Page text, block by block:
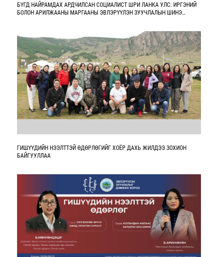
БҮГД НАЙРАМДАХ АРДЧИЛСАН СОЦИАЛИСТ ШРИ ЛАНКА УЛС: ИРГЭНИЙ
БОЛОН АРИЛЖААНЫ МАРГААНЫ ЭВЛЭРҮҮЛЭН ЗУУЧЛАЛЫН ШИНЭ
ГИШҮҮДИЙН НЭЭЛТТЭЙ ӨДӨРЛӨГИЙГ ХОЁР ДАХЬ ЖИЛДЭЭ ЗОХИОН
БАЙГУУЛЛАА